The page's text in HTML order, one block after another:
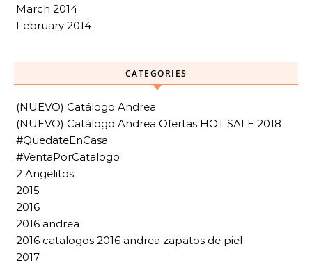
March 2014
February 2014
CATEGORIES
(NUEVO) Catálogo Andrea
(NUEVO) Catálogo Andrea Ofertas HOT SALE 2018
#QuedateEnCasa
#VentaPorCatalogo
2 Angelitos
2015
2016
2016 andrea
2016 catalogos 2016 andrea zapatos de piel
2017